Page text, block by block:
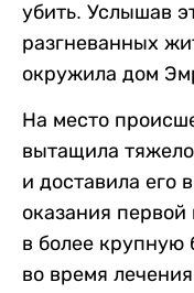
убить. Услышав
разгневанных
окружила дом
На место
вытащила
и доставила его
оказания
в более крупную
во время